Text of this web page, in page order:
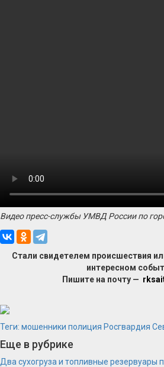
Видео пресс-службы УМВД России по
Стали свидетелем происшествия
интересном
Пишите на почту —
Теги: мошенники полиция Росгвардия
Еще в рубрике
Два сухогруза и топливные резервуары